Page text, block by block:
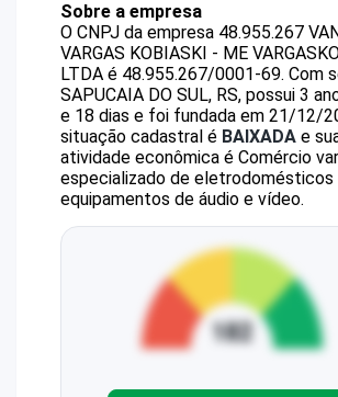
Sobre a empresa
O CNPJ da empresa 48.955.267
VARGAS KOBIASKI - ME
LTDA é 48.955.267/0001-69. Com
SAPUCAIA DO SUL, RS, possui 3
e 18 dias e foi fundada em 21/12/
situação cadastral é BAIXADA e
atividade econômica é Comércio
especializado de eletrodomésticos
equipamentos de áudio e vídeo.